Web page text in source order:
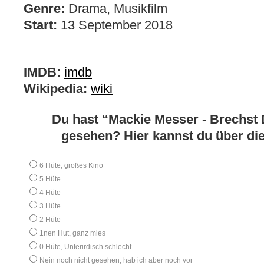
Genre: Drama, Musikfilm
Start: 13 September 2018
IMDB: imdb
Wikipedia: wiki
Du hast “Mackie Messer -
gesehen? Hier kannst du über
6 Hüte, großes Kino
5 Hüte
4 Hüte
3 Hüte
2 Hüte
1nen Hut, ganz mies
0 Hüte, Unterirdisch schlecht
Nein noch nicht gesehen, hab ich aber noch vor